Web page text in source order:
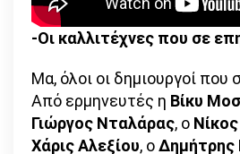
-Οι καλλιτέχνες που σε
Μα, όλοι οι δημιουργοί που
Από ερμηνευτές η Βίκυ
Γιώργος Νταλάρας, ο
Χάρις Αλεξίου, ο